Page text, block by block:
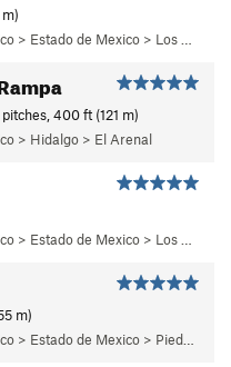
400 ft (121 m)
> Hidalgo > El Arenal
m)